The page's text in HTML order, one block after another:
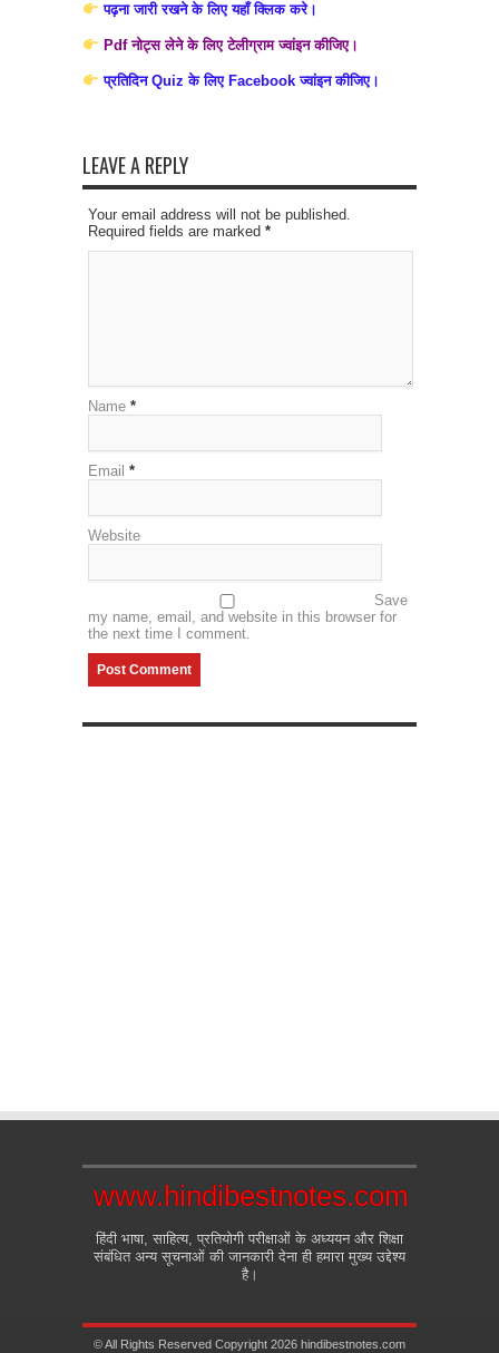
पढ़ना जारी रखने के लिए यहाँ क्लिक करे।
Pdf नोट्स लेने के लिए टेलीग्राम ज्वांइन कीजिए।
प्रतिदिन Quiz के लिए Facebook ज्वांइन कीजिए।
LEAVE A REPLY
Your email address will not be published.
Required fields are marked *
Name *
Email *
Website
Save
my name, email, and website in this browser for
the next time I comment.
www.hindibestnotes.com
हिंदी भाषा, साहित्य, प्रतियोगी परीक्षाओं के अध्ययन और शिक्षा
संबंधित अन्य सूचनाओं की जानकारी देना ही हमारा मुख्य उद्देश्य
है।
© All Rights Reserved Copyright 2026 hindibestnotes.com